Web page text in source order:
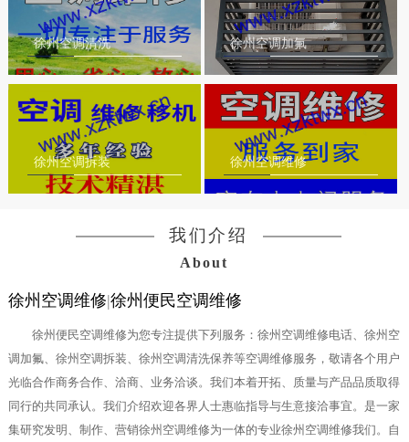
徐州空调清洗 徐州空调加氟
徐州空调拆装 徐州空调维修
我们介绍
About
徐州空调维修|徐州便民空调维修
徐州便民空调维修为您专注提供下列服务：徐州空调维修电话、徐州空
调加氟、徐州空调拆装、徐州空调清洗保养等空调维修服务，敬请各个用户
光临合作商务合作、洽商、业务洽谈。我们本着开拓、质量与产品品质取得
同行的共同承认。我们介绍欢迎各界人士惠临指导与生意接洽事宜。是一家
集研究发明、制作、营销徐州空调维修为一体的专业徐州空调维修我们。自